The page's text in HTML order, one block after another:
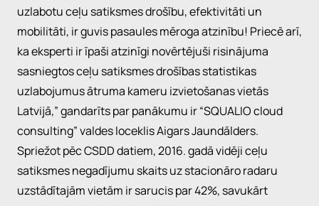
uzlabotu ceļu satiksmes drošību, efektivitāti un
mobilitāti, ir guvis pasaules mēroga atzinību! Priecē arī,
ka eksperti ir īpaši atzinīgi novērtējuši risinājuma
sasniegtos ceļu satiksmes drošības statistikas
uzlabojumus ātruma kameru izvietošanas vietās
Latvijā,” gandarīts par panākumu ir “SQUALIO cloud
consulting” valdes loceklis Aigars Jaundālders.
Spriežot pēc CSDD datiem, 2016. gadā vidēji ceļu
satiksmes negadījumu skaits uz stacionāro radaru
uzstādītajām vietām ir sarucis par 42%, savukārt